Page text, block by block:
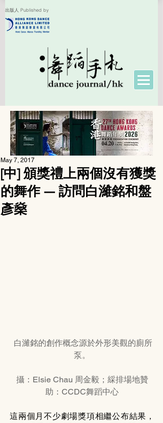
出版人 Published by
[中] 頒獎禮上兩個沒有獲獎
的舞作 — 訪問白濰銘和盤
彥燊
May 7, 2017
白濰銘的創作概念源於外形美觀的廁所
泵。
攝：Elsie Chau 周金毅；綵排場地贊
助：CCDC舞蹈中心
這兩個月不少劇場獎項相繼公布結果，